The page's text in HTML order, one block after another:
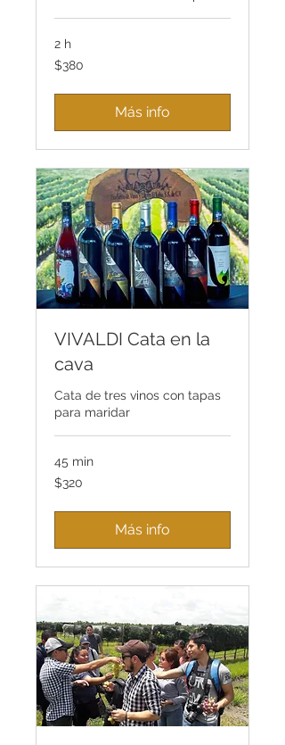
2 h
380
pesos
$380
Más info
VIVALDI Cata en la
cava
Cata de tres vinos con tapas
para maridar
45 min
320
pesos
$320
Más info